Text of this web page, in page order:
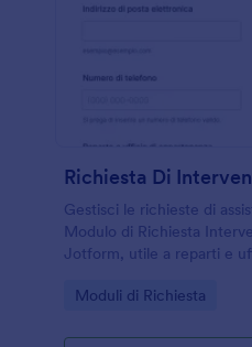
Richiesta Di
Gestisci le richieste di
Modulo di Richiesta
Jotform, utile a reparti e
tramite un modulo online
Go to Category:
Moduli di Richiesta